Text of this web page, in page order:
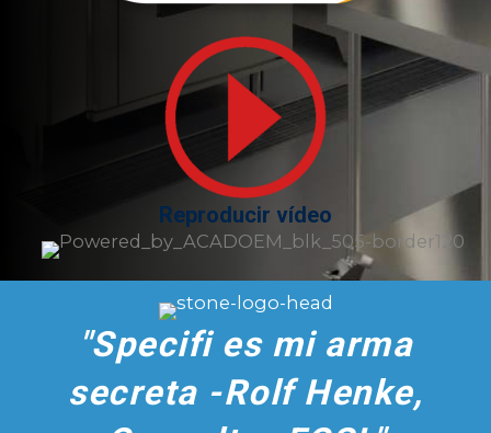
Reproducir vídeo
"Specifi es mi arma
secreta -Rolf Henke,